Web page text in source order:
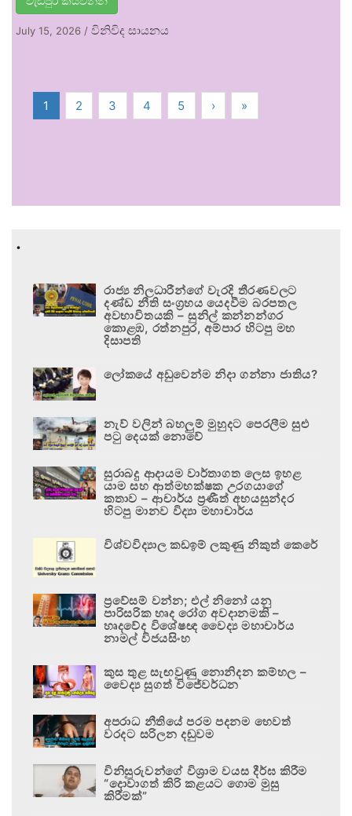
July 15, 2026 / විනිවිද සායනය
1 2 3 4 5 › »
.
රාජ්‍ය නිලධාරීන්ගේ වැරදි තීරණවලට
දණ්ඩ නීති සංග්‍රහය යෙදවීම බරපතල
අවභාවිතයකි – සුනිල් කන්නන්ගර
කොළඹ, රත්නපුර, අම්පාර හිටපු මහ
දිසාපති
ලෝකයේ අඩුවෙන්ම නිදා ගන්නා ජාතිය?
නැව් වලින් බහලුම් මුහුදට පෙරලීම සුළු
පටු දෙයක් නොවේ
සුරාබදු ආදායම වාර්තාගත ලෙස ඉහළ
යාම සහ ආත්මභක්ෂක උරගයාගේ
කතාව – ආචාර්ය ප්‍රණීත් අභයසුන්දර
හිටපු මානව විද්‍යා මහාචාර්ය
විශ්වවිද්‍යාල කඩඉම් ලකුණු නිකුත් කෙරේ
ප්‍රවේසම් වන්න; එල් නිනෝ යනු
පාරිසරික හෘද රෝග අවදානමකි –
හෘදවේද විශේෂඥ වෛද්‍ය මහාචාර්ය
නාමල් විජයසිංහ
කුස තුළ සැඟවුණු නොනිදන කම්හල –
වෛද්‍ය සුගත් විජේවර්ධන
අපරාධ නීතියේ පරම පදනම හෙවත්
වරදට සරිලන දඬුවම
විනිසුරුවන්ගේ විශ්‍රාම වයස දීර්ඝ කිරීම
“දොවාගත් කිරි කළයට ගොම මුසු
කිරීමක්”